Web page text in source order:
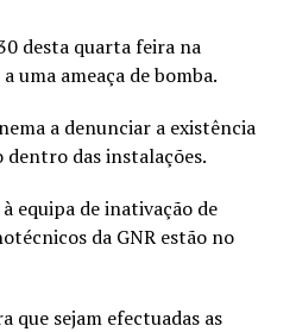
desta quarta feira na
uma ameaça de bomba.
a denunciar a existência
dentro das instalações.
equipa de inativação de
da GNR estão no
que sejam efectuadas as